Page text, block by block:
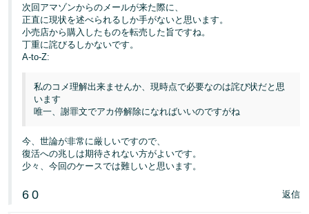
次回アマゾンからのメールが来た際に、
正直に現状を述べられるしか手がないと思います。
小売店から購入したものを転売した旨ですね。
丁重に詫びるしかないです。
A-to-Z:
私のコメ理解出来ませんか、現時点で必要なのは詫び状だと思
います
唯一、謝罪文でアカ停解除になればいいのですがね
今、世論が非常に厳しいですので、
復活への兆しは期待されない方がよいです。
少々、今回のケースでは難しいと思います。
6 0 返信